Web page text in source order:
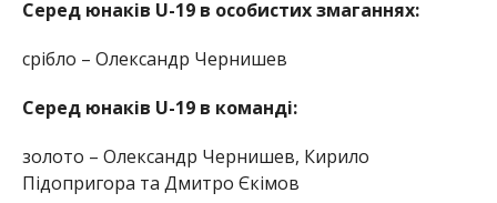
Серед юнаків U-19 в особистих змаганнях:
срібло – Олександр Чернишев
Серед юнаків U-19 в команді:
золото – Олександр Чернишев, Кирило
Підопригора та Дмитро Єкімов